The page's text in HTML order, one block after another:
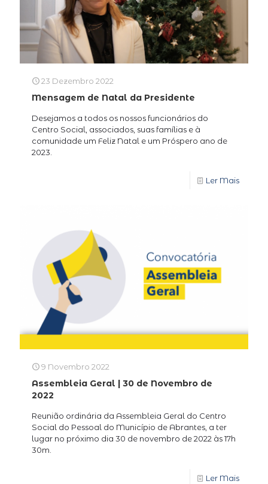
23 Dezembro 2022
Mensagem de Natal da Presidente
Desejamos a todos os nossos funcionários do
Centro Social, associados, suas famílias e à
comunidade um Feliz Natal e um Próspero ano de
2023.
Ler Mais
9 Novembro 2022
Assembleia Geral | 30 de Novembro de
2022
Reunião ordinária da Assembleia Geral do Centro
Social do Pessoal do Município de Abrantes, a ter
lugar no próximo dia 30 de novembro de 2022 às 17h
30m.
Ler Mais